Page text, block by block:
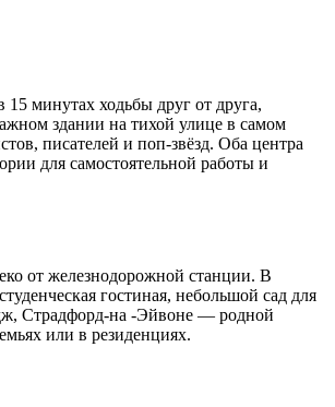
минутах ходьбы друг от друга,
здании на тихой улице в самом
писателей и поп-звёзд. Оба центра
для самостоятельной работы и
от железнодорожной станции. В
гостиная, небольшой сад для
Страдфорд-на -Эйвоне — родной
или в резиденциях.